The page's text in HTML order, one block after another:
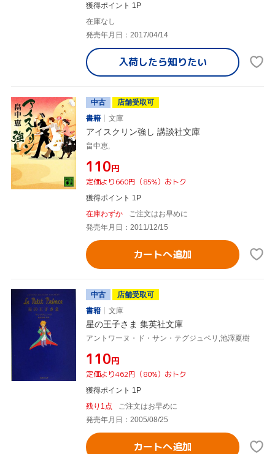
獲得ポイント 1P
在庫なし
発売年月日：2017/04/14
入荷したら知りたい
中古
店舗受取可
書籍
文庫
アイスクリン強し 講談社文庫
畠中恵,
¥110円
定価より660円（85%）おトク
獲得ポイント 1P
在庫わずか
ご注文はお早めに
発売年月日：2011/12/15
カートへ追加
中古
店舗受取可
書籍
文庫
星の王子さま 集英社文庫
アントワーヌ・ド・サン・テグジュペリ,池澤夏樹
¥110円
定価より462円（80%）おトク
獲得ポイント 1P
残り1点
ご注文はお早めに
発売年月日：2005/08/25
カートへ追加